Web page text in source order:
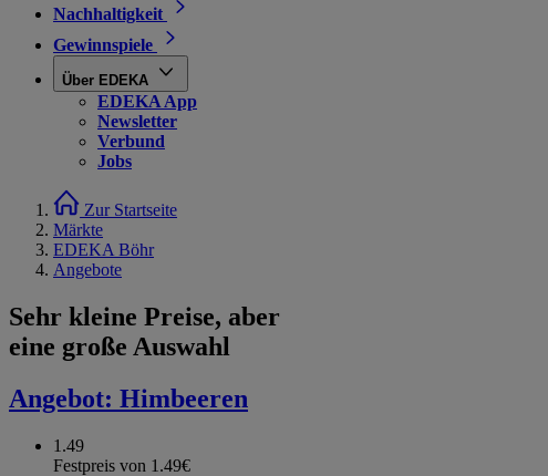
Nachhaltigkeit
Gewinnspiele
Über EDEKA
EDEKA App
Newsletter
Verbund
Jobs
Zur Startseite
Märkte
EDEKA Böhr
Angebote
Sehr kleine Preise, aber
eine große Auswahl
Angebot: Himbeeren
1.49
Festpreis von 1.49€